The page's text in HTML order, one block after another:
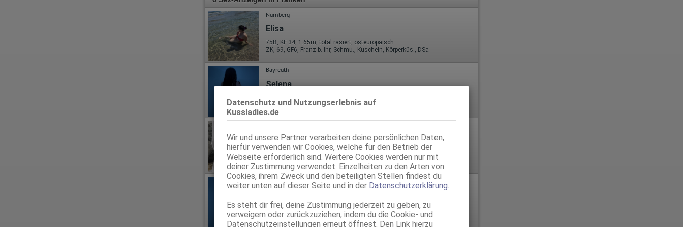
Datenschutz und Nutzungserlebnis auf
Kussladies.de
Wir und unsere Partner verarbeiten deine persönlichen Daten,
hierfür verwenden wir Cookies, welche für den Betrieb der
Webseite erforderlich sind. Weitere Cookies werden nur mit
deiner Zustimmung verwendet. Einzelheiten zu den Arten von
Cookies, ihrem Zweck und den beteiligten Stellen findest du
weiter unten auf dieser Seite und in der Datenschutzerklärung
Es steht dir frei, deine Zustimmung jederzeit zu geben, zu
verweigern oder zurückzuziehen, indem du die Cookie- und
Datenschutzeinstellungen erneut öffnest. Den Link hierzu
Nürnberg
Elisa
75B, KF 34, 1.65m, total rasiert, osteuropäisch
ZK, 69, GF6, Franz b. Ihr, Schmu., Kuscheln, Körperküs., DSa
Bayreuth
Selena
ZK, AV, 69, Franz b. Ihr, BV, Schmu., Kuscheln, Körperküs.
Susi
26 Jahre, 75C, KF 36, 1.60m, total rasiert, osteuropäisch
ZK, 69, GF6, Franz b. Ihr, BV, Schmu., Kuscheln, Körperküs.
Amberg
19 Jahre, 80C, KF 38, 1.65m, total rasiert, osteuropäisch
ZK, AV, 69, Franz b. Ihr, BV, Schmu., Kuscheln, Körperküs.